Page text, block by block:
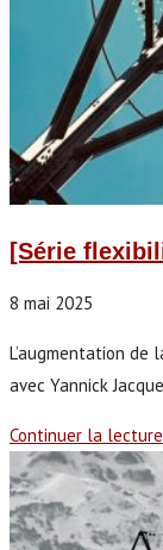
[Série
8 mai 2025
L’augmentation
avec Yannick
Continuer la lecture